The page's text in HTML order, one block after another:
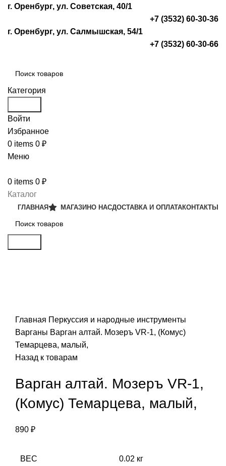
г. Оренбург, ул. Советская, 40/1
+7 (3532) 60-30-36
г. Оренбург, ул. Салмышская, 54/1
+7 (3532) 60-30-66
Категория
Войти
Избранное
0 items 0 ₽
Меню
0 items 0 ₽
Каталог
ГЛАВНАЯ МАГАЗИНО НАСДОСТАВКА И ОПЛАТАКОНТАКТЫ
Главная Перкуссия и народные инструменты
Варганы Варган алтай. Мозеръ VR-1, (Комус)
Темарцева, малый,
Назад к товарам
Варган алтай. Мозеръ VR-1,
(Комус) Темарцева, малый,
890 ₽
ВЕС 0.02 кг